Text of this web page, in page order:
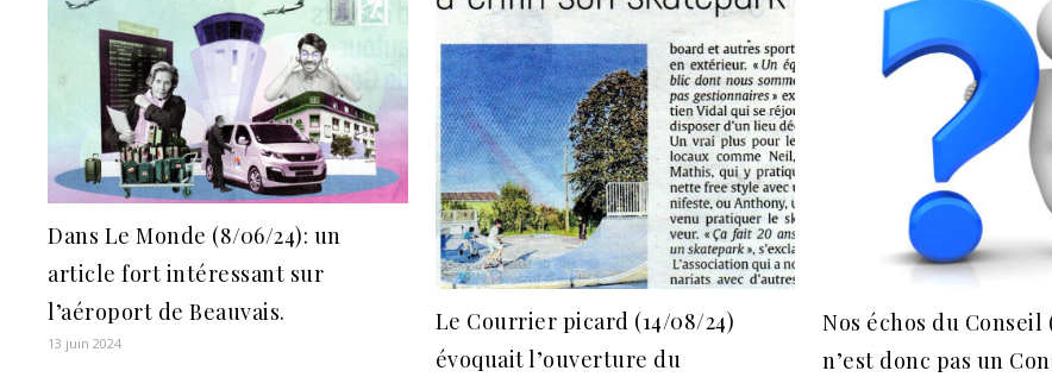
Dans Le Monde (8/06/24): un
article fort intéressant sur
l’aéroport de Beauvais.
13 juin 2024
Le Courrier picard (14/08/24)
évoquait l’ouverture du
Nos échos du Conseil
n’est donc pas un